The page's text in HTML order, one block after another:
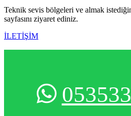
Teknik sevis bölgeleri ve almak
sayfasını ziyaret ediniz.
İLETİŞİM